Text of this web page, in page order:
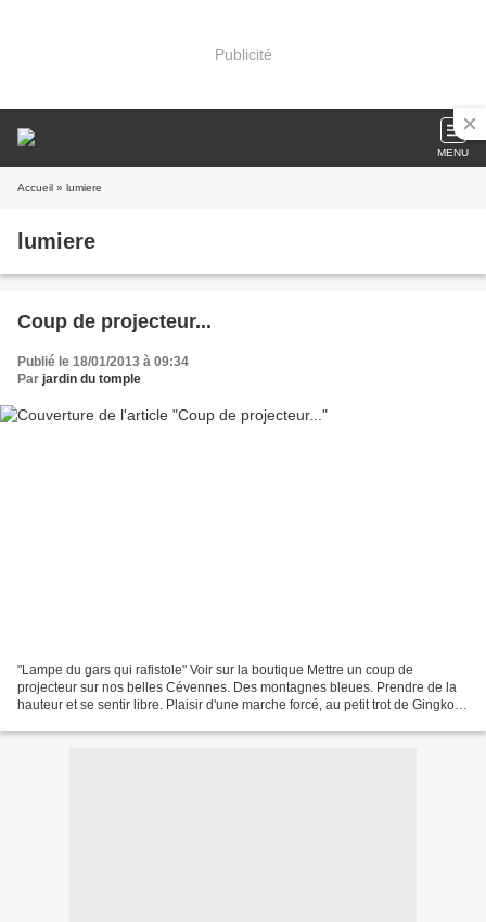
Publicité
MENU
Accueil » lumiere
lumiere
Coup de projecteur...
Publié le 18/01/2013 à 09:34
Par jardin du tomple
"Lampe du gars qui rafistole" Voir sur la boutique Mettre un coup de
projecteur sur nos belles Cévennes. Des montagnes bleues. Prendre de la
hauteur et se sentir libre. Plaisir d'une marche forcé, au petit trot de Gingko.